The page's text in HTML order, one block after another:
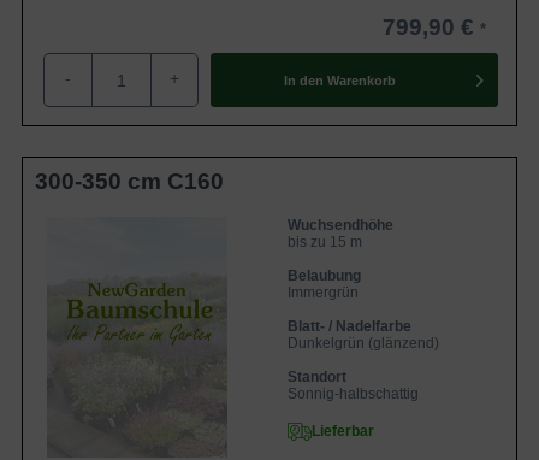
799,90 €
- + In den Warenkorb
300-350 cm C160
Wuchsendhöhe
bis zu 15 m
Belaubung
Immergrün
Blatt- / Nadelfarbe
Dunkelgrün (glänzend)
Standort
Sonnig-halbschattig
Lieferbar